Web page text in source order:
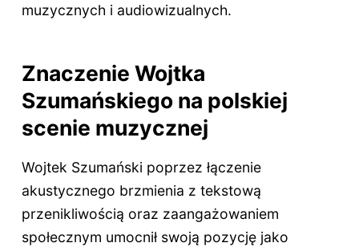
muzycznych i audiowizualnych.
Znaczenie Wojtka
Szumańskiego na polskiej
scenie muzycznej
Wojtek Szumański poprzez łączenie
akustycznego brzmienia z tekstową
przenikliwością oraz zaangażowaniem
społecznym umocnił swoją pozycję jako